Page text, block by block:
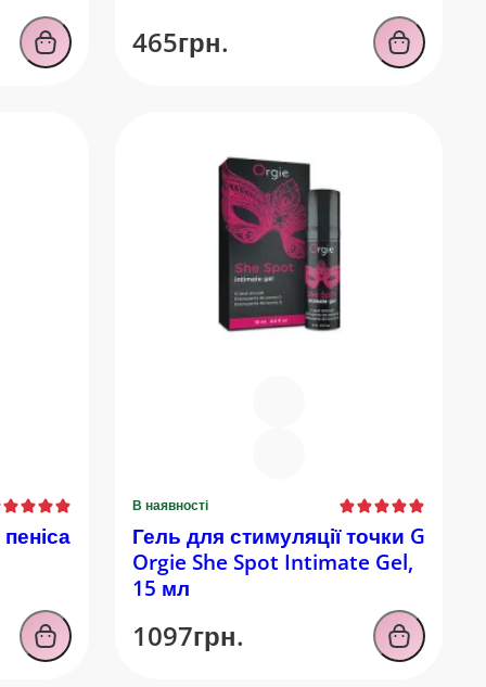
465грн.
В наявності
Гель для стимуляції точки G
Orgie She Spot Intimate Gel,
15 мл
1097грн.